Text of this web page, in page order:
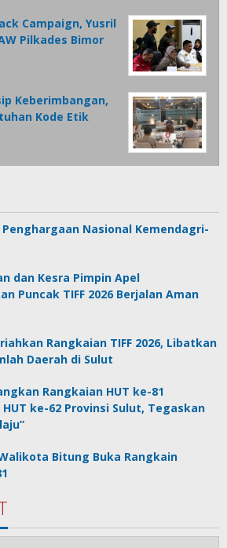
Campaign, Yusril
Pilkades Bimor
Keberimbangan,
Kode Etik
Penghargaan Nasional Kemendagri-
dan Kesra Pimpin Apel
Puncak TIFF 2026 Berjalan Aman
Rangkaian TIFF 2026, Libatkan
Daerah di Sulut
Rangkaian HUT ke-81
ke-62 Provinsi Sulut, Tegaskan
Bitung Buka Rangkain